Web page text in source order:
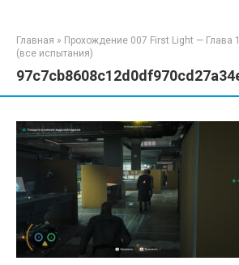
Главная » Прохождение 007 First Light — Глава
(все испытания)